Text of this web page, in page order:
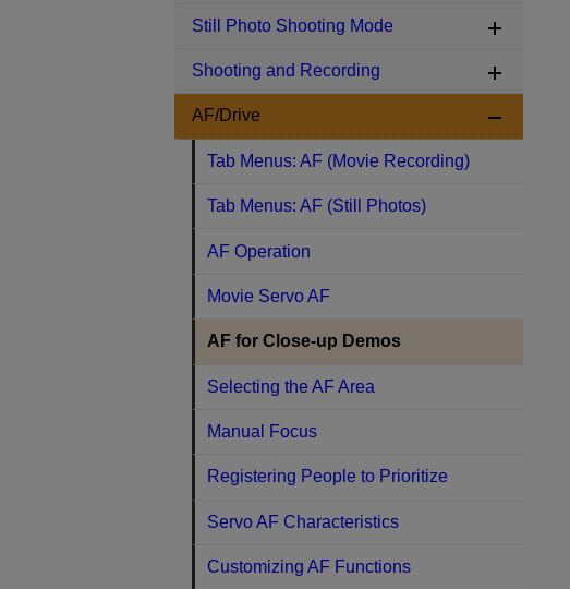
Still Photo Shooting Mode
Shooting and Recording
AF/Drive
Tab Menus: AF (Movie Recording)
Tab Menus: AF (Still Photos)
AF Operation
Movie Servo AF
AF for Close-up Demos
Selecting the AF Area
Manual Focus
Registering People to Prioritize
Servo AF Characteristics
Customizing AF Functions